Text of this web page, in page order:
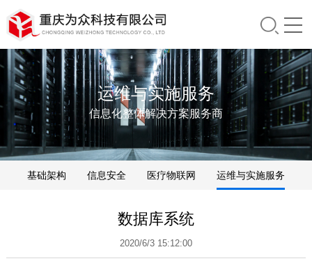
运维与实施服务
信息化整体解决方案服务商
基础架构 信息安全 医疗物联网 运维与实施服务
数据库系统
2020/6/3 15:12:00